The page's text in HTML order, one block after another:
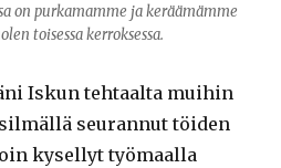
on purkamamme ja keräämämme
toisessa kerroksessa.
Iskun tehtaalta muihin
seurannut töiden
kysellyt työmaalla